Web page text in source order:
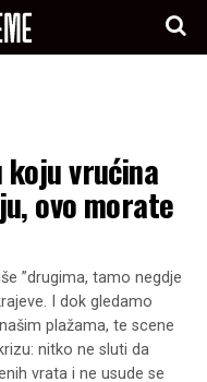
vrućina
ovo morate
”drugima, tamo negdje
I dok gledamo
plažama, te scene
nitko ne sluti da
vrata i ne usude se